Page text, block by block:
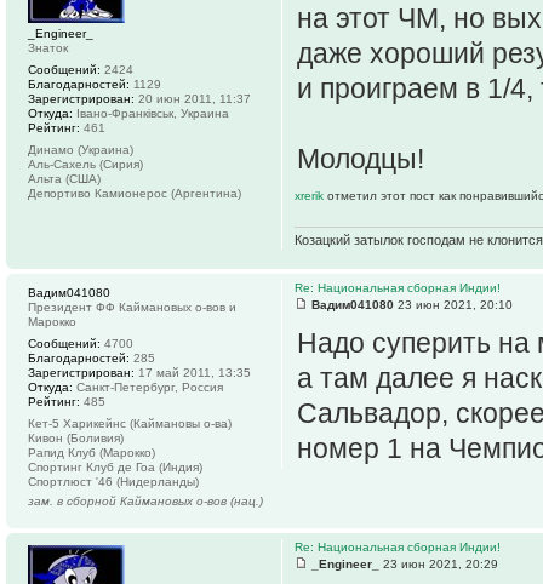
на этот ЧМ, но
даже хороший
и проиграем в 1/
Молодцы!
xrerik отметил этот пост как
Козацкий затылок господам не
_Engineer_
Знаток
Сообщений: 2424
Благодарностей: 1129
Зарегистрирован: 20 июн 2011, 11:37
Откуда: Івано-Франківськ, Украина
Рейтинг: 461
Динамо (Украина)
Аль-Сахель (Сирия)
Альта (США)
Депортиво Камионерос (Аргентина)
Re: Национальная сборная Индии!
Вадим041080 23 июн 2021, 20:10
Надо суперить на
а там далее я
Сальвадор,
номер 1 на
Вадим041080
Президент ФФ Каймановых о-вов и
Марокко
Сообщений: 4700
Благодарностей: 285
Зарегистрирован: 17 май 2011, 13:35
Откуда: Санкт-Петербург, Россия
Рейтинг: 485
Кет-5 Харикейнс (Каймановы о-ва)
Кивон (Боливия)
Рапид Клуб (Марокко)
Спортинг Клуб де Гоа (Индия)
Спортлюст '46 (Нидерланды)
зам. в сборной Каймановых о-вов (нац.)
Re: Национальная сборная Индии!
_Engineer_
23 июн 2021, 20:29